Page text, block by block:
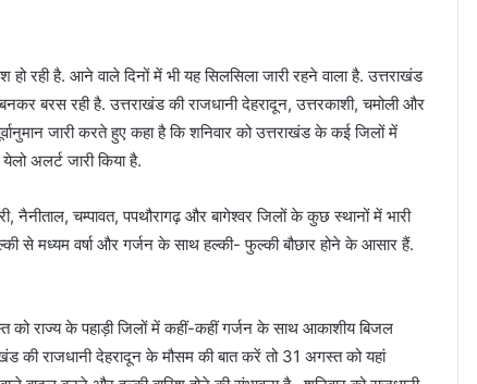
हो रही है. आने वाले दिनों में भी यह सिलसिला जारी रहने वाला है. उत्तराखंड
बरस रही है. उत्तराखंड की राजधानी देहरादून, उत्तरकाशी, चमोली और
जारी करते हुए कहा है कि शनिवार को उत्तराखंड के कई जिलों में
अलर्ट जारी किया है.
नैनीताल, चम्पावत, पपथौरागढ़ और बागेश्वर जिलों के कुछ स्थानों में भारी
से मध्यम वर्षा और गर्जन के साथ हल्की- फुल्की बौछार होने के आसार हैं.
को राज्य के पहाड़ी जिलों में कहीं-कहीं गर्जन के साथ आकाशीय बिजल
की राजधानी देहरादून के मौसम की बात करें तो 31 अगस्त को यहां
खुलासा